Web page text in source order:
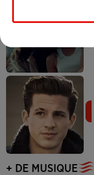
+ DE MUSIQUE